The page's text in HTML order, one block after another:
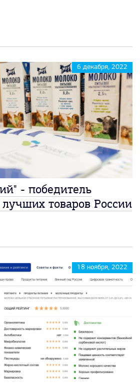
6 декабря, 2022
- победитель
лучших товаров России
18 ноября, 2022